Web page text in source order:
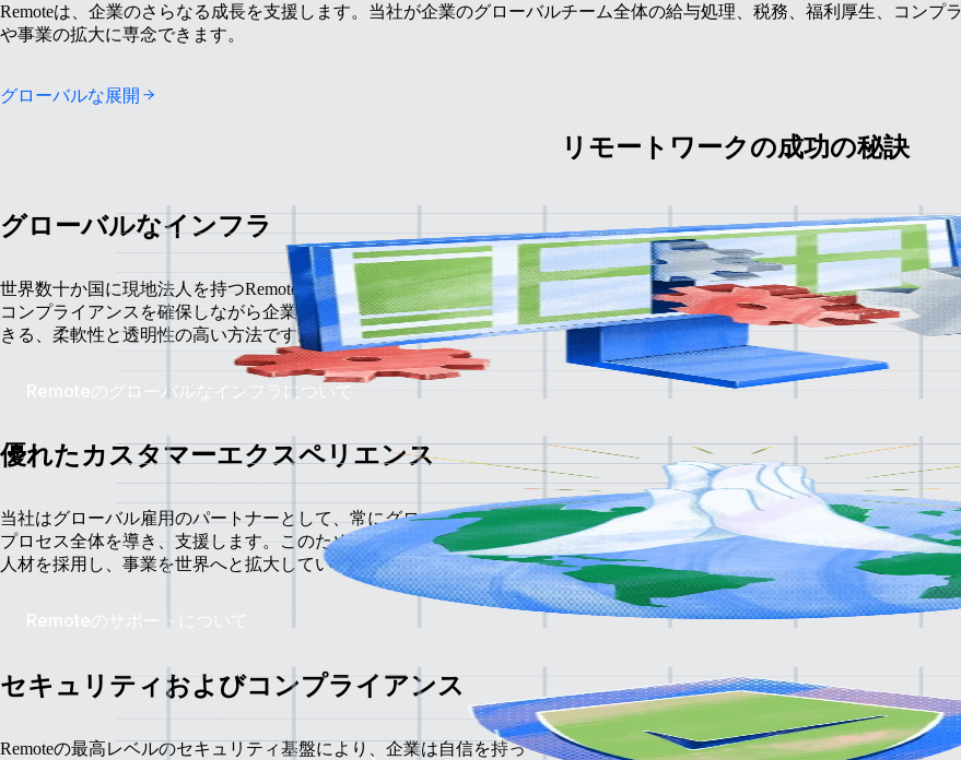
Remoteは、企業のさらなる成長を支援します。当社が企業のグローバルチーム全体の給与処理、税務、福利厚生、コン
や事業の拡大に専念できます。
グローバルな展開
リモートワークの成功の秘訣
グローバルなインフラ
世界数十か国に現地法人を持つRemoteのグローバルなインフラは、
コンプライアンスを確保しながら企業のグローバルチームを成長で
きる、柔軟性と透明性の高い方法です。
Remoteのグローバルなインフラについて
優れたカスタマーエクスペリエンス
当社はグローバル雇用のパートナーとして、常にグローバル雇用の
プロセス全体を導き、支援します。このため、企業は自信を持って
人材を採用し、事業を世界へと拡大していくことができます。
Remoteのサポートについて
セキュリティおよびコンプライアンス
Remoteの最高レベルのセキュリティ基盤により、企業は自信を持っ